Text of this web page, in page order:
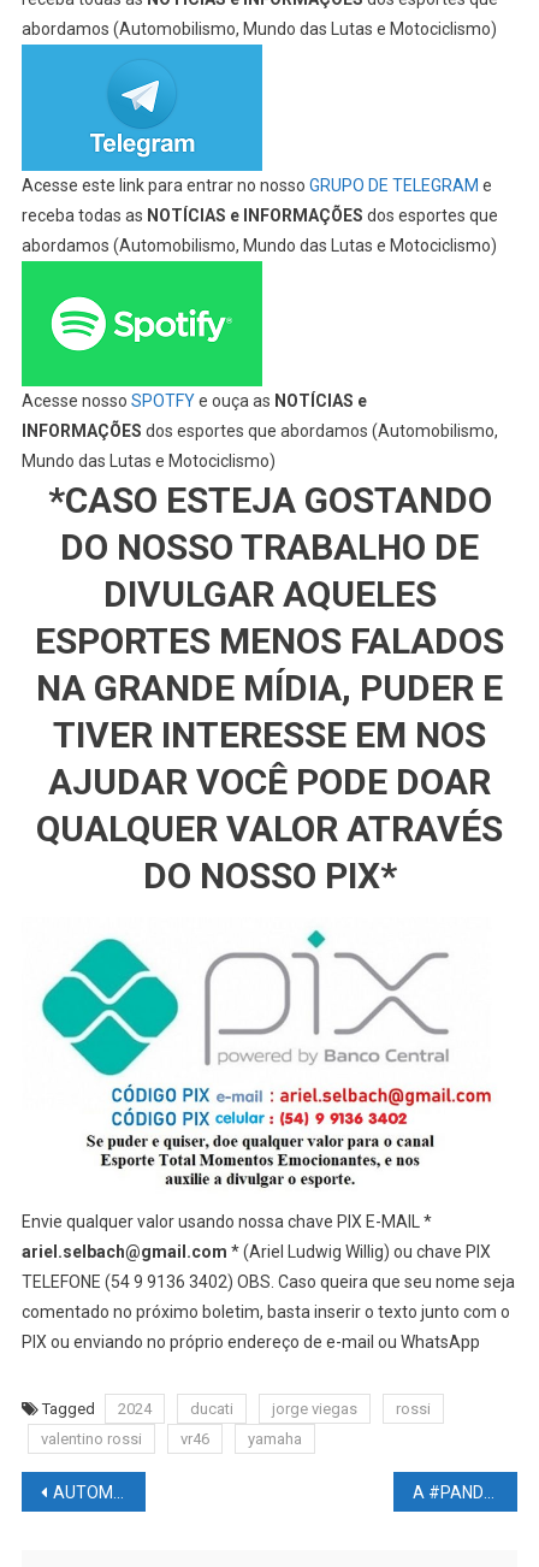
abordamos (Automobilismo, Mundo das Lutas e Motociclismo)
Acesse este link para entrar no nosso GRUPO DE TELEGRAM e
receba todas as NOTÍCIAS e INFORMAÇÕES dos esportes que
abordamos (Automobilismo, Mundo das Lutas e Motociclismo)
Acesse nosso SPOTFYe ouça as NOTÍCIAS e
INFORMAÇÕES dos esportes que abordamos (Automobilismo,
Mundo das Lutas e Motociclismo)
*CASO ESTEJA GOSTANDO
DO NOSSO TRABALHO DE
DIVULGAR AQUELES
ESPORTES MENOS FALADOS
NA GRANDE MÍDIA, PUDER E
TIVER INTERESSE EM NOS
AJUDAR VOCÊ PODE DOAR
QUALQUER VALOR ATRAVÉS
DO NOSSO PIX*
Envie qualquer valor usando nossa chave PIX E-MAIL *
ariel.selbach@gmail.com * (Ariel Ludwig Willig) ou chave PIX
TELEFONE (54 9 9136 3402) OBS. Caso queira que seu nome seja
comentado no próximo boletim, basta inserir o texto junto com o
PIX ou enviando no próprio endereço de e-mail ou WhatsApp
Tagged 2024 ducati jorge viegas
rossi
valentino rossi
vr46 yamaha
Navegação
AUTOMOBILISMO NEWS – F1: O bicampeão Patrick Tambay faleceu, aos 73 anos.